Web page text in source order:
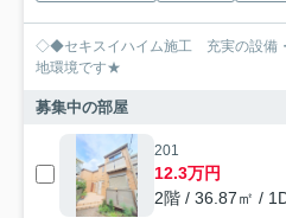
◇◆セキスイハイム施工 充実の設備
地環境です★
募集中の部屋
201
12.3万円
2階 / 36.87㎡ /